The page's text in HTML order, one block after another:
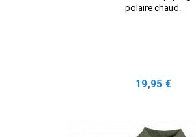
polaire chaud.
Prix
19,95 €